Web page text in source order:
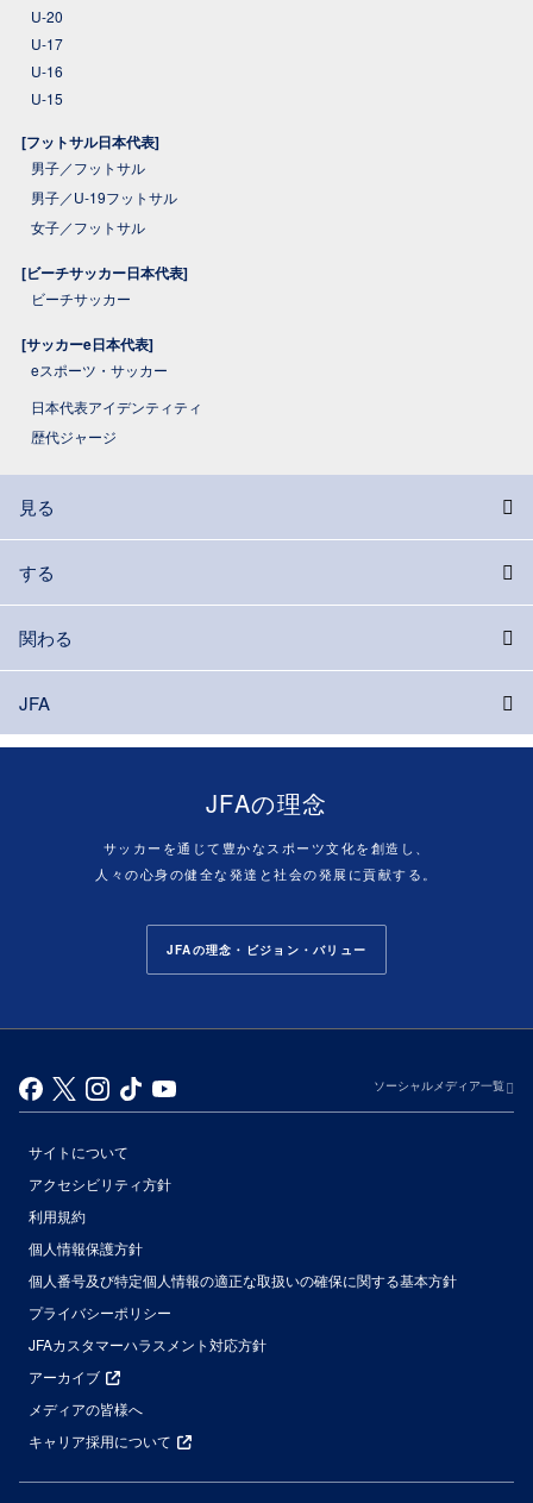
U-20
U-17
U-16
U-15
[フットサル日本代表]
男子／フットサル
男子／U-19フットサル
女子／フットサル
[ビーチサッカー日本代表]
ビーチサッカー
[サッカーe日本代表]
eスポーツ・サッカー
日本代表アイデンティティ
歴代ジャージ
見る
する
関わる
JFA
JFAの理念
サッカーを通じて豊かなスポーツ文化を創造し、
人々の心身の健全な発達と社会の発展に貢献する。
JFAの理念・ビジョン・バリュー
ソーシャルメディア一覧
サイトについて
アクセシビリティ方針
利用規約
個人情報保護方針
個人番号及び特定個人情報の適正な取扱いの確保に関する基本方針
プライバシーポリシー
JFAカスタマーハラスメント対応方針
アーカイブ
メディアの皆様へ
キャリア採用について